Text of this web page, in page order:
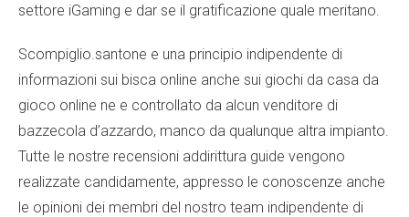
settore iGaming e dar se il gratificazione quale meritano.
Scompiglio.santone e una principio indipendente di
informazioni sui bisca online anche sui giochi da casa da
gioco online ne e controllato da alcun venditore di
bazzecola d’azzardo, manco da qualunque altra impianto.
Tutte le nostre recensioni addirittura guide vengono
realizzate candidamente, appresso le conoscenze anche
le opinioni dei membri del nostro team indipendente di